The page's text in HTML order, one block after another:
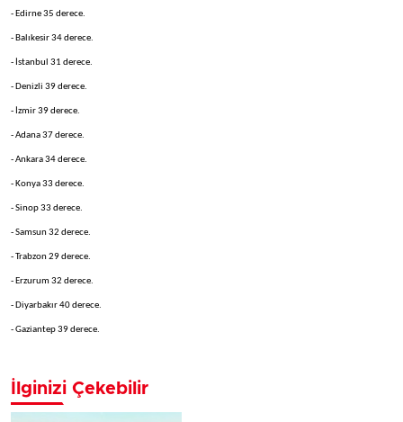
- Edirne 35 derece.
- Balıkesir 34 derece.
- İstanbul 31 derece.
- Denizli 39 derece.
- İzmir 39 derece.
- Adana 37 derece.
- Ankara 34 derece.
- Konya 33 derece.
- Sinop 33 derece.
- Samsun 32 derece.
- Trabzon 29 derece.
- Erzurum 32 derece.
- Diyarbakır 40 derece.
- Gaziantep 39 derece.
İlginizi Çekebilir